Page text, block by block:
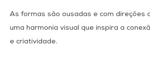
As formas são ousadas e com direções
uma harmonia visual que inspira a
e criatividade.